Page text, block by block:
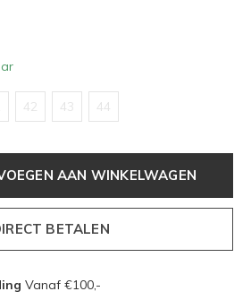
42 43 44
AAN WINKELWAGEN
BETALEN
Vanaf €100,-